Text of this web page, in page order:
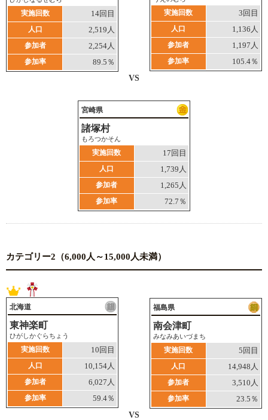
実施回数 14回目
人口 2,519人
参加者 2,254人
参加率 89.5％
実施回数 3回目
人口 1,136人
参加者 1,197人
参加率
105.4％
VS
宮崎県
諸塚村
もろつかそん
実施回数 17回目
人口 1,739人
参加者 1,265人
参加率 72.7％
カテゴリー2（6,000人～15,000人未満）
北海道
東神楽町
ひがしかぐらちょう
実施回数 10回目
人口 10,154人
参加者 6,027人
参加率 59.4％
福島県
南会津町
みなみあいづまち
実施回数 5回目
人口 14,948人
参加者 3,510人
参加率
23.5％
VS